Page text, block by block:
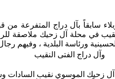
سابقاً بآل دراج المتفرعة
في محلة آل زحيك ملاصقة
ورئاسة البلدية ، وفيهم
وآل دراج الفتى النقيب
الموسوي نقيب السادات وسادن